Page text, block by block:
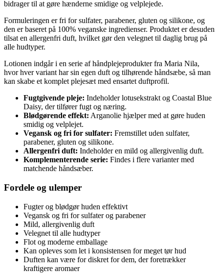
bidrager til at gøre hænderne smidige og velplejede.
Formuleringen er fri for sulfater, parabener, gluten og silikone, og
den er baseret på 100% veganske ingredienser. Produktet er desuden
tilsat en allergenfri duft, hvilket gør den velegnet til daglig brug på
alle hudtyper.
Lotionen indgår i en serie af håndplejeprodukter fra Maria Nila,
hvor hver variant har sin egen duft og tilhørende håndsæbe, så man
kan skabe et komplet plejesæt med ensartet duftprofil.
Fugtgivende pleje: Indeholder lotusekstrakt og Coastal Blue
Daisy, der tilfører fugt og næring.
Blødgørende effekt: Arganolie hjælper med at gøre huden
smidig og velplejet.
Vegansk og fri for sulfater: Fremstillet uden sulfater,
parabener, gluten og silikone.
Allergenfri duft: Indeholder en mild og allergivenlig duft.
Komplementerende serie: Findes i flere varianter med
matchende håndsæber.
Fordele og ulemper
Fugter og blødgør huden effektivt
Vegansk og fri for sulfater og parabener
Mild, allergivenlig duft
Velegnet til alle hudtyper
Flot og moderne emballage
Kan opleves som let i konsistensen for meget tør hud
Duften kan være for diskret for dem, der foretrækker
kraftigere aromaer